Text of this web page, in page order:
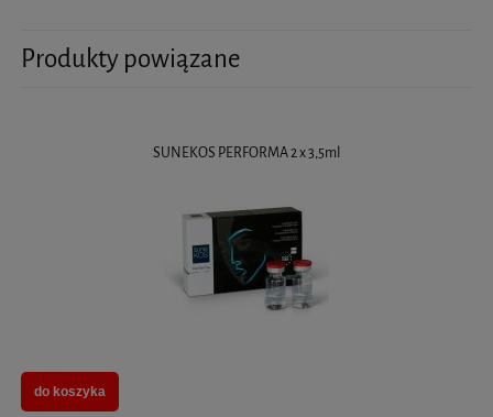
Produkty powiązane
SUNEKOS PERFORMA 2 x 3,5ml
do koszyka